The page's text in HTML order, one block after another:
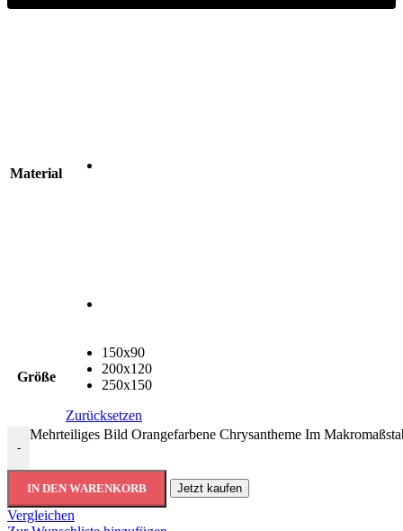
Material
Größe
150x90
200x120
250x150
Zurücksetzen
-
Mehrteiliges Bild Orangefarbene Chrysantheme Im
IN DEN WARENKORB Jetzt kaufen
Vergleichen